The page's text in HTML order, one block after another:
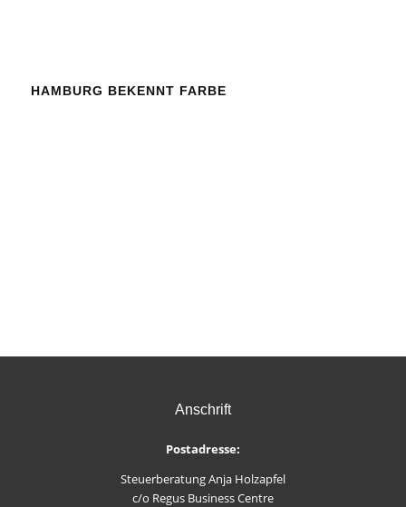
HAMBURG BEKENNT FARBE
Anschrift
Postadresse:
Steuerberatung Anja Holzapfel
c/o Regus Business Centre